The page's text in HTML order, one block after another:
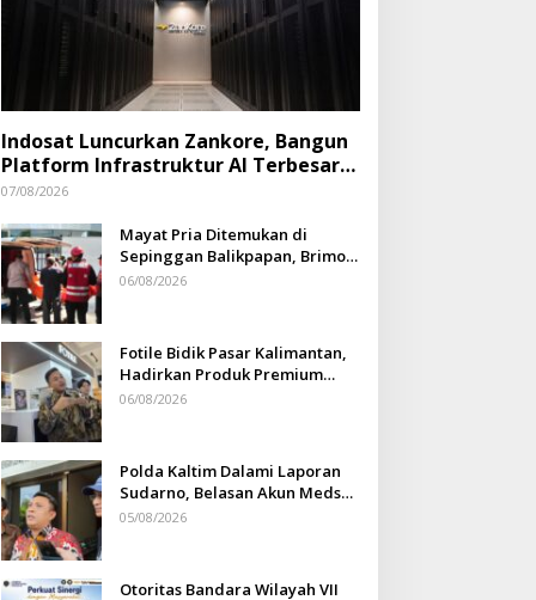
Indosat Luncurkan Zankore, Bangun
Platform Infrastruktur AI Terbesar
di Asia Tenggara
07/08/2026
Mayat Pria Ditemukan di
Sepinggan Balikpapan, Brimob
Lakukan Pengamanan TKP
06/08/2026
Fotile Bidik Pasar Kalimantan,
Hadirkan Produk Premium
Yang Makin Terjangkau
06/08/2026
Polda Kaltim Dalami Laporan
Sudarno, Belasan Akun Medsos
Masih Tahap Penyelidikan
05/08/2026
Otoritas Bandara Wilayah VII